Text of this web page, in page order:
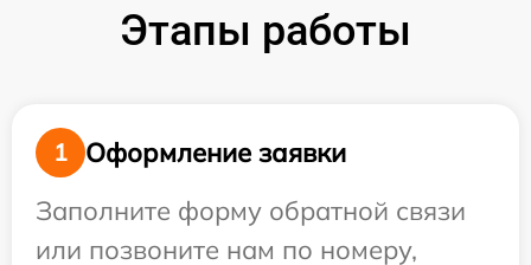
Этапы работы
1
Оформление заявки
Заполните форму обратной связи
или позвоните нам по номеру,